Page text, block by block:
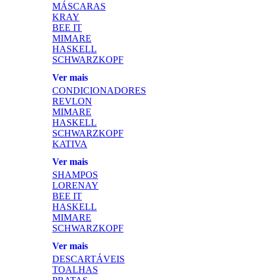
MÁSCARAS
KRAY
BEE IT
MIMARE
HASKELL
SCHWARZKOPF
Ver mais
CONDICIONADORES
REVLON
MIMARE
HASKELL
SCHWARZKOPF
KATIVA
Ver mais
SHAMPOS
LORENAY
BEE IT
HASKELL
MIMARE
SCHWARZKOPF
Ver mais
DESCARTÁVEIS
TOALHAS